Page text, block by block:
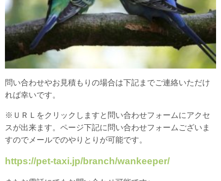
問い合わせやお見積もりの場合は下記までご連絡いただけ
れば幸いです。
※ＵＲＬをクリックしますと問い合わせフォームにアクセ
スが出来ます。ページ下記に問い合わせフォームございま
すのでメールでのやりとりが可能です。
https://pet-taxi.jp/branch/wankeeper/